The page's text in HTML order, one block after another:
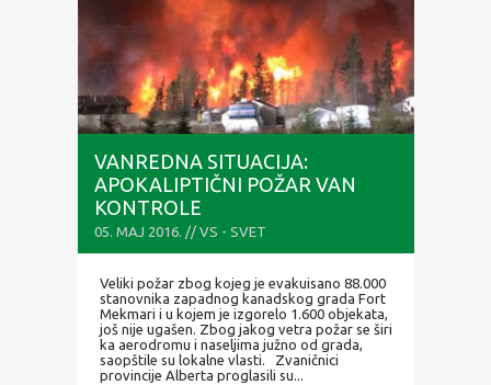
VANREDNA SITUACIJA:
APOKALIPTIČNI POŽAR VAN
KONTROLE
05. MAJ 2016. // VS - SVET
Veliki požar zbog kojeg je evakuisano 88.000
stanovnika zapadnog kanadskog grada Fort
Mekmari i u kojem je izgorelo 1.600 objekata,
još nije ugašen. Zbog jakog vetra požar se širi
ka aerodromu i naseljima južno od grada,
saopštile su lokalne vlasti. Zvaničnici
provincije Alberta proglasili su...